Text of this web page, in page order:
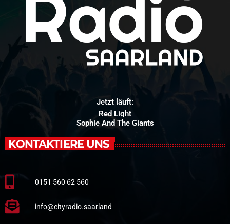
Jetzt läuft:
Red Light
Sophie And The Giants
KONTAKTIERE UNS
0151 560 62 560
info@cityradio.saarland